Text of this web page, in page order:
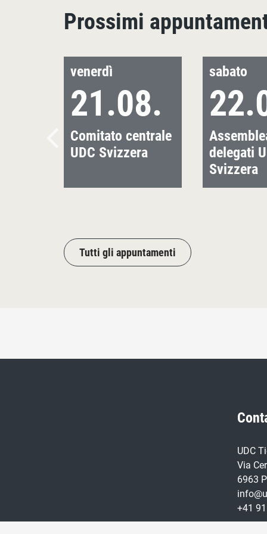
Prossimi
venerdì
21.08.
Comitato centrale
UDC Svizzera
sabato
delegati
Svizzera
Tutti gli appuntamenti
UDC
Via
6963
+41